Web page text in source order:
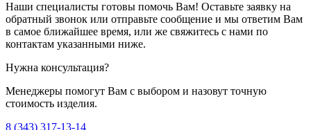
Наши специалисты готовы помочь Вам! Оставьте заявку на
обратный звонок или отправьте сообщение и мы ответим Вам
в самое ближайшее время, или же свяжитесь с нами по
контактам указанными ниже.
Нужна консультация?
Менеджеры помогут Вам с выбором и назовут точную
стоимость изделия.
8 (343) 317-13-14